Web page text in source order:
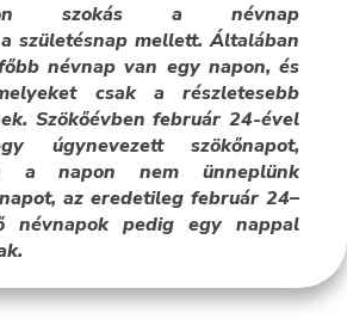
szokás a névnap
születésnap mellett. Általában
névnap van egy napon, és
csak a részletesebb
Szökőévben február 24-ével
úgynevezett szökőnapot,
a napon nem ünneplünk
az eredetileg február 24–
névnapok pedig egy nappal